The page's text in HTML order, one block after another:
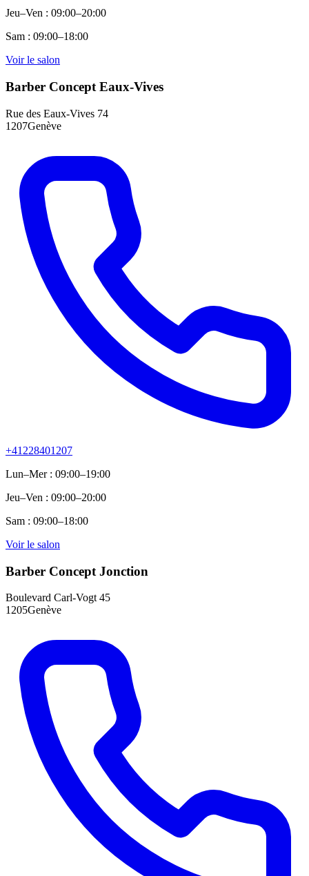
Jeu–Ven : 09:00–20:00
Sam : 09:00–18:00
Voir le salon
Barber Concept Eaux-Vives
Rue des Eaux-Vives 74
1207Genève
+41228401207
Lun–Mer : 09:00–19:00
Jeu–Ven : 09:00–20:00
Sam : 09:00–18:00
Voir le salon
Barber Concept Jonction
Boulevard Carl-Vogt 45
1205Genève